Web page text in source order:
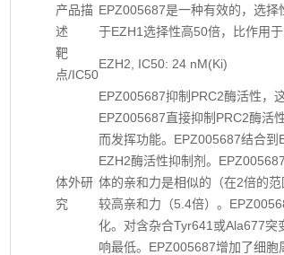
产品描
述
EPZ005687是一种有效的，选
于EZH1选择性高50倍，比作用
靶
点/IC50
EZH2, IC50: 24 nM(Ki)
体外研
究
EPZ005687抑制PRC2酶活性，
EPZ005687直接抑制PRC2酶活
而发挥功能。EPZ005687结合到
EZH2酶活性抑制剂。
体的亲和力是相似的（在2倍的
较高亲和力（5.4倍）。
化。对含杂合Tyr641或Ala677突
响最低。EPZ005687增加了细胞